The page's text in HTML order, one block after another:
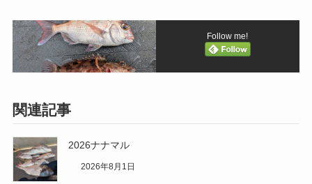
Follow me!
関連記事
2026ナナマル
2026年8月1日